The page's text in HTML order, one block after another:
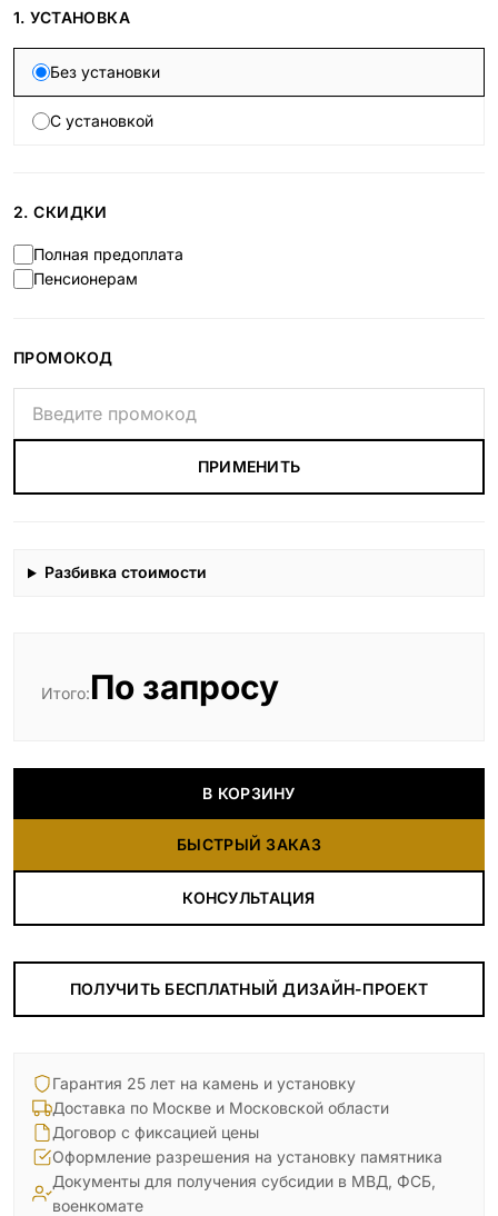
1. УСТАНОВКА
Без установки
С установкой
2. СКИДКИ
Полная предоплата
Пенсионерам
ПРОМОКОД
ПРИМЕНИТЬ
Разбивка стоимости
Итого:По запросу
В КОРЗИНУ
БЫСТРЫЙ ЗАКАЗ
КОНСУЛЬТАЦИЯ
ПОЛУЧИТЬ БЕСПЛАТНЫЙ ДИЗАЙН-ПРОЕКТ
Гарантия 25 лет на камень и установку
Доставка по Москве и Московской области
Договор с фиксацией цены
Оформление разрешения на установку памятника
Документы для получения субсидии в МВД, ФСБ,
военкомате